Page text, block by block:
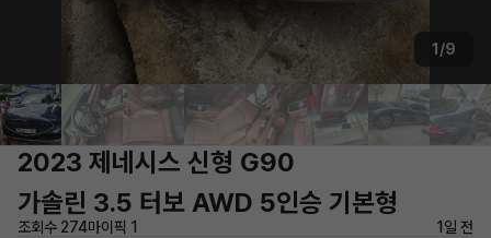
1/9
2023 제네시스 신형 G90
가솔린 3.5 터보 AWD 5인승 기본형
조회수 274마이픽 1
1일 전